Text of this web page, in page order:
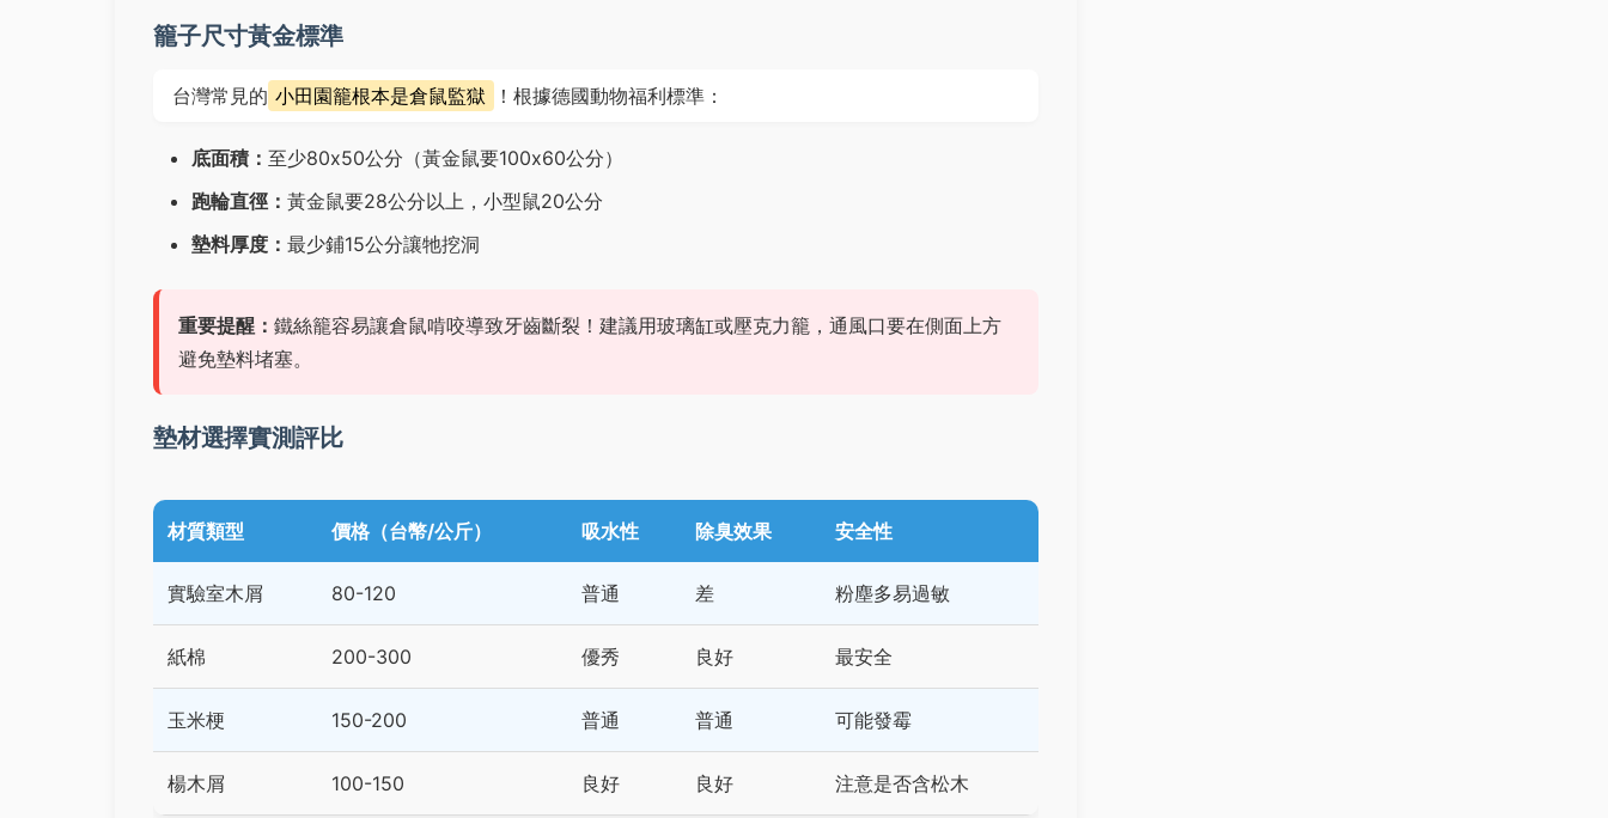
籠子尺寸黃金標準
台灣常見的 小田園籠根本是倉鼠監獄 ！根據德國動物福利標準：
底面積： 至少80x50公分（黃金鼠要100x60公分）
跑輪直徑： 黃金鼠要28公分以上，小型鼠20公分
墊料厚度： 最少鋪15公分讓牠挖洞
重要提醒： 鐵絲籠容易讓倉鼠啃咬導致牙齒斷裂！建議用玻璃缸或壓克力籠，通風口要在側面上方
避免墊料堵塞。
墊材選擇實測評比
材質類型 價格（台幣/公斤） 吸水性 除臭效果 安全性
實驗室木屑 80-120 普通 差 粉塵多易過敏
紙棉 200-300 優秀 良好 最安全
玉米梗 150-200 普通 普通 可能發霉
楊木屑 100-150 良好 良好 注意是否含松木